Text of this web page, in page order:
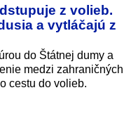
z volieb.
a vytláčajú z
do Štátnej dumy a
medzi zahraničných
cestu do volieb.